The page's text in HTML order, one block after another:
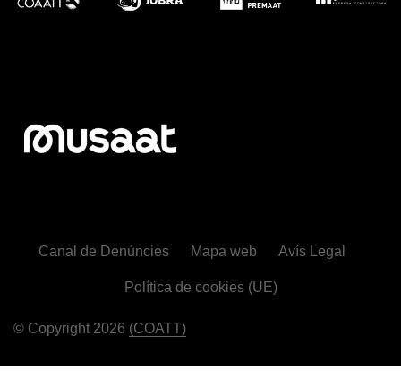
© Copyright 2026 (COATT)
Canal de Denúncies Mapa web Avís Legal
Política de cookies (UE)